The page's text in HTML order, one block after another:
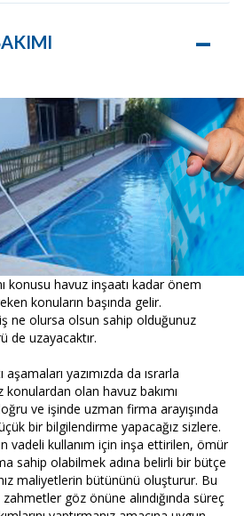
–
konusu havuz inşaatı kadar önem
konuların başında gelir.
iş ne olursa olsun sahip olduğunuz
de uzayacaktır.
aşamaları yazımızda da ısrarla
olan havuz bakımı
ve işinde uzman firma arayışında
bir bilgilendirme yapacağız sizlere.
vadeli kullanım için inşa ettirilen, ömür
sahip olabilmek adına belirli bir bütçe
maliyetlerin bütününü oluşturur. Bu
göz önüne alındığında süreç